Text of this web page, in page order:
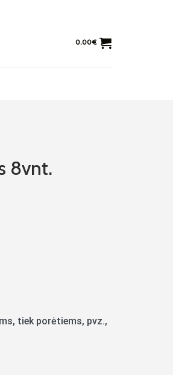
0.00€
8vnt.
tiek porėtiems, pvz.,